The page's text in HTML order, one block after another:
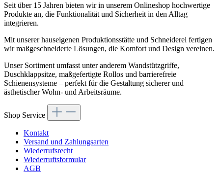
Seit über 15 Jahren bieten wir in unserem Onlineshop hochwertige
Produkte an, die Funktionalität und Sicherheit in den Alltag
integrieren.
Mit unserer hauseigenen Produktionsstätte und Schneiderei fertigen
wir maßgeschneiderte Lösungen, die Komfort und Design vereinen.
Unser Sortiment umfasst unter anderem Wandstützgriffe,
Duschklappsitze, maßgefertigte Rollos und barrierefreie
Schienensysteme – perfekt für die Gestaltung sicherer und
ästhetischer Wohn- und Arbeitsräume.
Shop Service
Kontakt
Versand und Zahlungsarten
Wiederrufsrecht
Wiederruftsformular
AGB